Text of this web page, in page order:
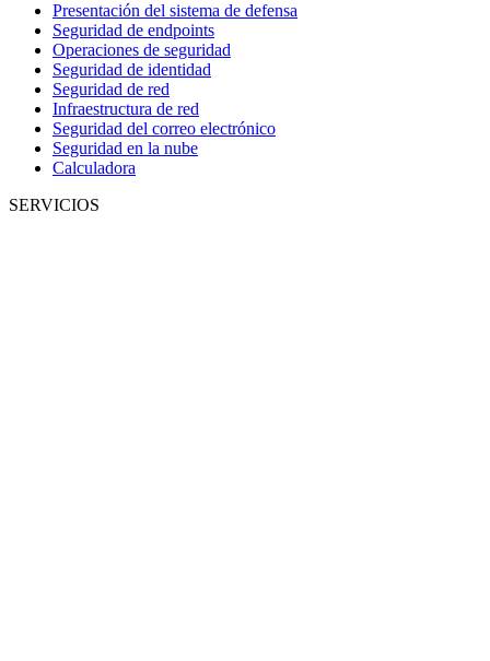
Presentación del sistema de defensa
Seguridad de endpoints
Operaciones de seguridad
Seguridad de identidad
Seguridad de red
Infraestructura de red
Seguridad del correo electrónico
Seguridad en la nube
Calculadora
SERVICIOS